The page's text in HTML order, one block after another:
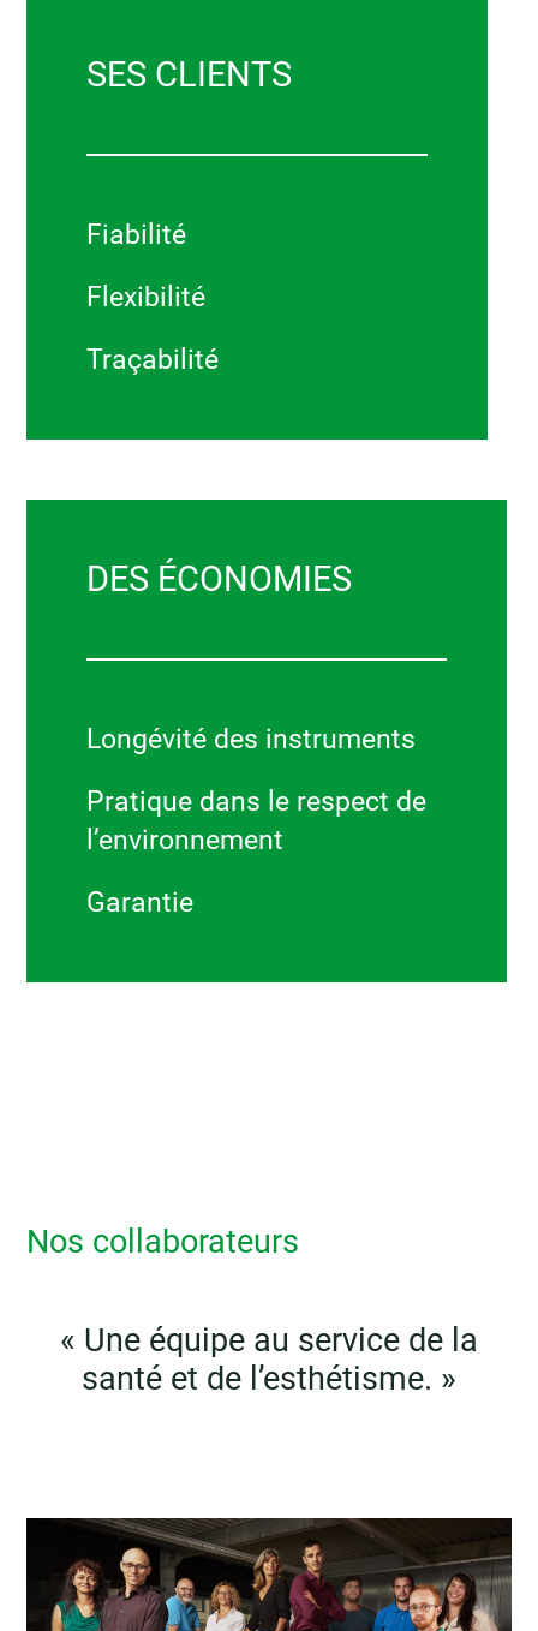
SES CLIENTS
Fiabilité
Flexibilité
Traçabilité
DES ÉCONOMIES
Longévité des instruments
Pratique dans le respect de
l’environnement
Garantie
Nos collaborateurs
« Une équipe au service de la
santé et de l’esthétisme. »